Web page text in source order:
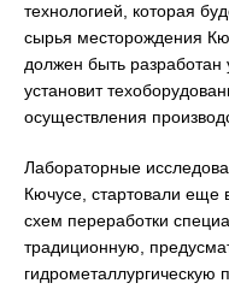
технологией, которая
сырья месторождения
должен быть
установит
осуществления
Лабораторные
Кючусе, стартовали еще
схем переработки
традиционную,
гидрометаллургическую